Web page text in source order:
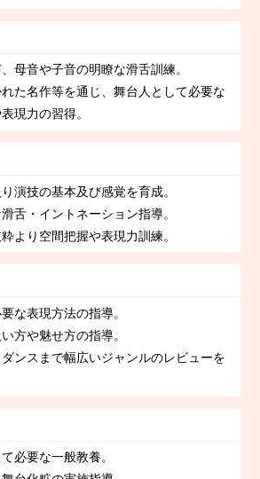
母音や子音の明瞭な滑舌訓練。
た名作等を通じ、舞台人として必要な
現力の習得。
演技の基本及び感覚を育成。
舌・イントネーション指導。
より空間把握や表現力訓練。
な表現方法の指導。
方や魅せ方の指導。
ンスまで幅広いジャンルのレビューを
必要な一般教養。